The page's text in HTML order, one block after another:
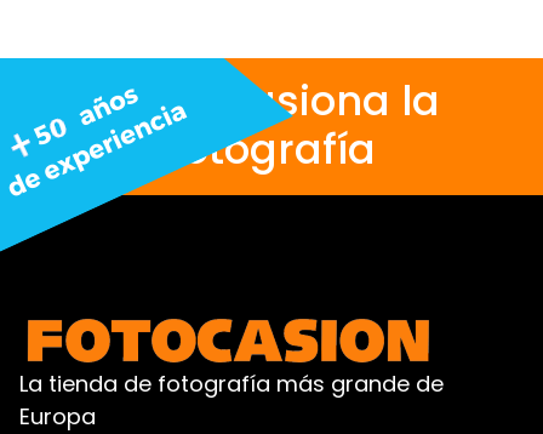
Nos apasiona la
fotografía
La tienda de fotografía más grande de
Europa